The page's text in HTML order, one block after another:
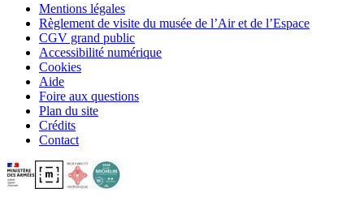
Mentions légales
Règlement de visite du musée de l’Air et de l’Espace
CGV grand public
Accessibilité numérique
Cookies
Aide
Foire aux questions
Plan du site
Crédits
Contact